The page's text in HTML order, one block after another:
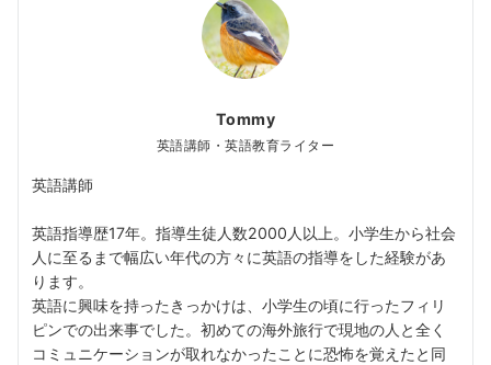
Tommy
英語講師・英語教育ライター
英語講師
英語指導歴17年。指導生徒人数2000人以上。小学生から社会
人に至るまで幅広い年代の方々に英語の指導をした経験があ
ります。
英語に興味を持ったきっかけは、小学生の頃に行ったフィリ
ピンでの出来事でした。初めての海外旅行で現地の人と全く
コミュニケーションが取れなかったことに恐怖を覚えたと同